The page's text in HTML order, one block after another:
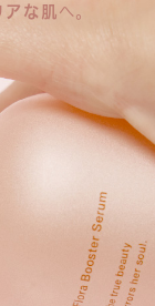
アな肌へ。